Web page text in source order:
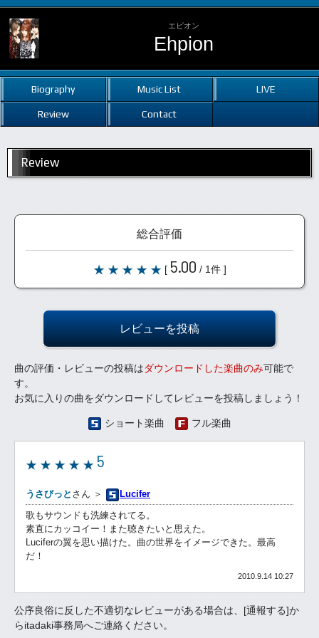
エピオン
Ehpion
Biography Music List LIVE
Review Contact
Review
総合評価
[ 5.00 / 1件 ]
レビューを投稿
曲の評価・レビューの投稿はダウンロードした楽曲のみ可能で
す。
お気に入りの曲をダウンロードしてレビューを投稿しましょう！
ショート楽曲 フル楽曲
5
うさびっと さん ＞
Lucifer
歌もサウンドも洗練されてる。
素直にカッコイー！また聴きたいと思えた。
Luciferの翼を思い描けた。曲の世界をイメージできた。最高
だ！
2010.9.14 10:27
公序良俗に反した不適切なレビューがある場合は、[通報する]か
らitadaki事務局へご連絡ください。